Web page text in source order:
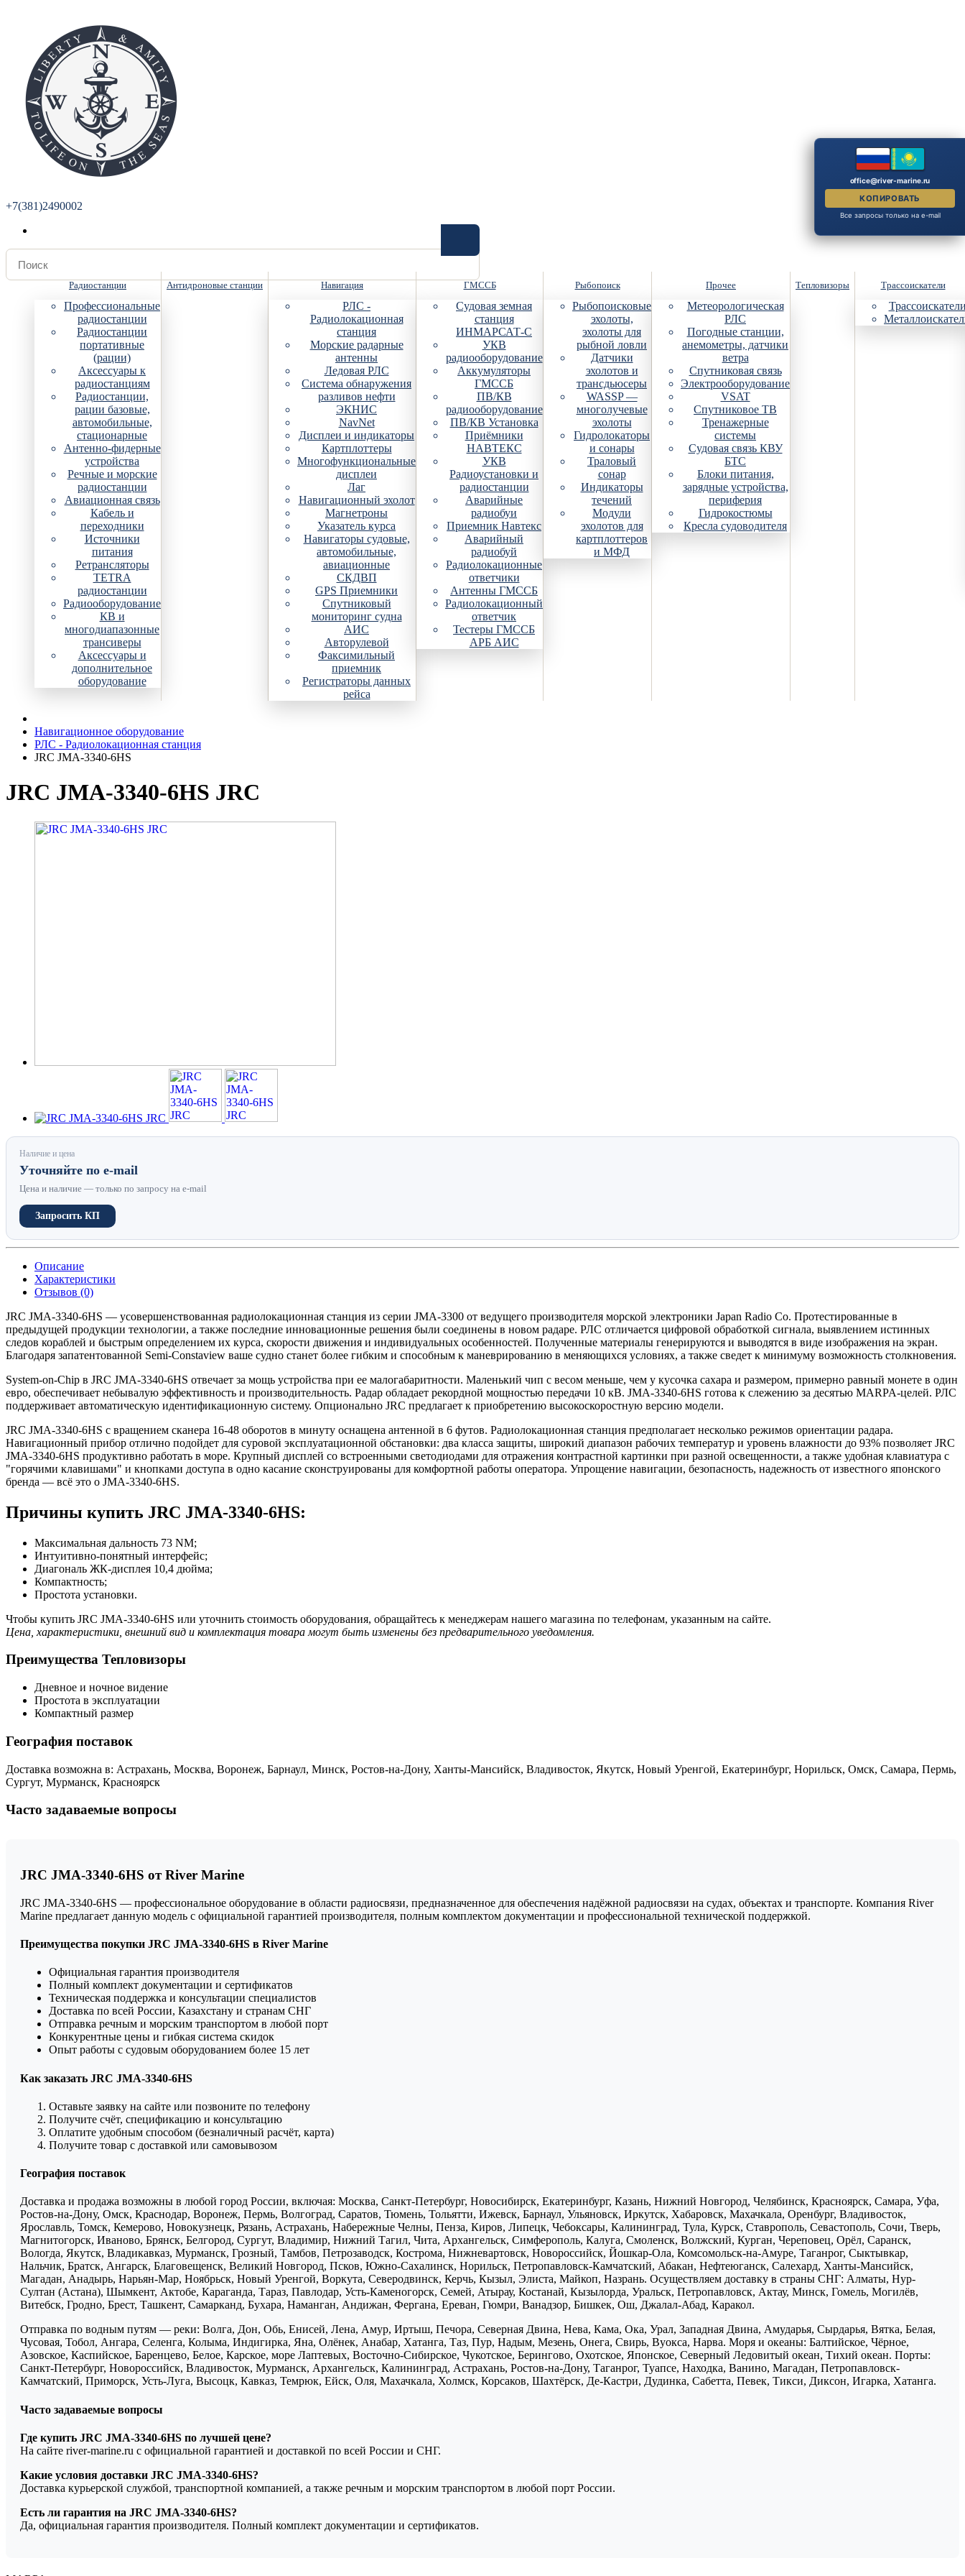
+7(381)2490002
Радиостанции
Профессиональные
радиостанции
Радиостанции
портативные
(рации)
Аксессуары к
радиостанциям
Радиостанции,
рации базовые,
автомобильные,
стационарные
Антенно-фидерные
устройства
Речные и морские
радиостанции
Авиационная связь
Кабель и
переходники
Источники
питания
Ретрансляторы
TETRA
радиостанции
Радиооборудование
КВ и
многодиапазонные
трансиверы
Аксессуары и
дополнительное
оборудование
Антидроновые станции Навигация
РЛС -
Радиолокационная
станция
Морские радарные
антенны
Ледовая РЛС
Система обнаружения
разливов нефти
ЭКНИС
NavNet
Дисплеи и индикаторы
Картплоттеры
Многофункциональные
дисплеи
Лаг
Навигационный эхолот
Магнетроны
Указатель курса
Навигаторы судовые,
автомобильные,
авиационные
СКДВП
GPS Приемники
Спутниковый
мониторинг судна
АИС
Авторулевой
Факсимильный
приемник
Регистраторы данных
рейса
ГМССБ
Судовая земная
станция
ИНМАРСАТ-С
УКВ
радиооборудование
Аккумуляторы
ГМССБ
ПВ/КВ
радиооборудование
ПВ/КВ Установка
Приёмники
НАВТЕКС
УКВ
Радиоустановки и
радиостанции
Аварийные
радиобуи
Приемник Навтекс
Аварийный
радиобуй
Радиолокационные
ответчики
Антенны ГМССБ
Радиолокационный
ответчик
Тестеры ГМССБ
АРБ АИС
Рыбопоиск
Рыбопоисковые
эхолоты,
эхолоты для
рыбной ловли
Датчики
эхолотов и
трансдьюсеры
WASSP —
многолучевые
эхолоты
Гидролокаторы
и сонары
Траловый
сонар
Индикаторы
течений
Модули
эхолотов для
картплоттеров
и МФД
Прочее
Метеорологическая
РЛС
Погодные станции,
анемометры, датчики
ветра
Спутниковая связь
Электрооборудование
VSAT
Спутниковое ТВ
Тренажерные
системы
Судовая связь КВУ
БТС
Блоки питания,
зарядные устройства,
периферия
Гидрокостюмы
Кресла судоводителя
Тепловизоры Трассоискатели
Навигационное оборудование
РЛС - Радиолокационная станция
JRC JMA-3340-6HS
JRC JMA-3340-6HS JRC
Наличие и цена
Уточняйте по e-mail
Цена и наличие — только по запросу на e-mail
Запросить КП
Описание
Характеристики
Отзывов (0)
JRC JMA-3340-6HS — усовершенствованная радиолокационная станция из серии JMA-3300 от ведущего производителя морской электроники Japan Radio Co. Протестированные в
предыдущей продукции технологии, а также последние инновационные решения были соединены в новом радаре. РЛС отличается цифровой обработкой сигнала, выявлением истинных
следов кораблей и быстрым определением их курса, скорости движения и индивидуальных особенностей. Полученные материалы генерируются и выводятся в виде изображения на экран.
Благодаря запатентованной Semi-Constaview ваше судно станет более гибким и способным к маневрированию в меняющихся условиях, а также сведет к минимуму возможность столкновения.
System-on-Chip в JRC JMA-3340-6HS отвечает за мощь устройства при ее малогабаритности. Маленький чип с весом меньше, чем у кусочка сахара и размером, примерно равный монете в один
евро, обеспечивает небывалую эффективность и производительность. Радар обладает рекордной мощностью передачи 10 кВ. JMA-3340-6HS готова к слежению за десятью MARPA-целей. РЛС
поддерживает автоматическую идентификационную систему. Опционально JRC предлагает к приобретению высокоскоростную версию модели.
JRC JMA-3340-6HS с вращением сканера 16-48 оборотов в минуту оснащена антенной в 6 футов. Радиолокационная станция предполагает несколько режимов ориентации радара.
Навигационный прибор отлично подойдет для суровой эксплуатационной обстановки: два класса защиты, широкий диапазон рабочих температур и уровень влажности до 93% позволяет JRC
JMA-3340-6HS продуктивно работать в море. Крупный дисплей со встроенными светодиодами для отражения контрастной картинки при разной освещенности, а также удобная клавиатура с
"горячими клавишами" и кнопками доступа в одно касание сконструированы для комфортной работы оператора. Упрощение навигации, безопасность, надежность от известного японского
бренда — всё это о JMA-3340-6HS.
Причины купить JRC JMA-3340-6HS:
Максимальная дальность 73 NM;
Интуитивно-понятный интерфейс;
Диагональ ЖК-дисплея 10,4 дюйма;
Компактность;
Простота установки.
Чтобы купить JRC JMA-3340-6HS или уточнить стоимость оборудования, обращайтесь к менеджерам нашего магазина по телефонам, указанным на сайте.
Цена, характеристики, внешний вид и комплектация товара могут быть изменены без предварительного уведомления.
Преимущества Тепловизоры
Дневное и ночное видение
Простота в эксплуатации
Компактный размер
География поставок
Доставка возможна в: Астрахань, Москва, Воронеж, Барнаул, Минск, Ростов-на-Дону, Ханты-Мансийск, Владивосток, Якутск, Новый Уренгой, Екатеринбург, Норильск, Омск, Самара, Пермь,
Сургут, Мурманск, Красноярск
Часто задаваемые вопросы
JRC JMA-3340-6HS от River Marine
JRC JMA-3340-6HS — профессиональное оборудование в области радиосвязи, предназначенное для обеспечения надёжной радиосвязи на судах, объектах и транспорте. Компания River
Marine предлагает данную модель с официальной гарантией производителя, полным комплектом документации и профессиональной технической поддержкой.
Преимущества покупки JRC JMA-3340-6HS в River Marine
Официальная гарантия производителя
Полный комплект документации и сертификатов
Техническая поддержка и консультации специалистов
Доставка по всей России, Казахстану и странам СНГ
Отправка речным и морским транспортом в любой порт
Конкурентные цены и гибкая система скидок
Опыт работы с судовым оборудованием более 15 лет
Как заказать JRC JMA-3340-6HS
Оставьте заявку на сайте или позвоните по телефону
Получите счёт, спецификацию и консультацию
Оплатите удобным способом (безналичный расчёт, карта)
Получите товар с доставкой или самовывозом
География поставок
Доставка и продажа возможны в любой город России, включая: Москва, Санкт-Петербург, Новосибирск, Екатеринбург, Казань, Нижний Новгород, Челябинск, Красноярск, Самара, Уфа,
Ростов-на-Дону, Омск, Краснодар, Воронеж, Пермь, Волгоград, Саратов, Тюмень, Тольятти, Ижевск, Барнаул, Ульяновск, Иркутск, Хабаровск, Махачкала, Оренбург, Владивосток,
Ярославль, Томск, Кемерово, Новокузнецк, Рязань, Астрахань, Набережные Челны, Пенза, Киров, Липецк, Чебоксары, Калининград, Тула, Курск, Ставрополь, Севастополь, Сочи, Тверь,
Магнитогорск, Иваново, Брянск, Белгород, Сургут, Владимир, Нижний Тагил, Чита, Архангельск, Симферополь, Калуга, Смоленск, Волжский, Курган, Череповец, Орёл, Саранск,
Вологда, Якутск, Владикавказ, Мурманск, Грозный, Тамбов, Петрозаводск, Кострома, Нижневартовск, Новороссийск, Йошкар-Ола, Комсомольск-на-Амуре, Таганрог, Сыктывкар,
Нальчик, Братск, Ангарск, Благовещенск, Великий Новгород, Псков, Южно-Сахалинск, Норильск, Петропавловск-Камчатский, Абакан, Нефтеюганск, Салехард, Ханты-Мансийск,
Магадан, Анадырь, Нарьян-Мар, Ноябрьск, Новый Уренгой, Воркута, Северодвинск, Керчь, Кызыл, Элиста, Майкоп, Назрань. Осуществляем доставку в страны СНГ: Алматы, Нур-
Султан (Астана), Шымкент, Актобе, Караганда, Тараз, Павлодар, Усть-Каменогорск, Семей, Атырау, Костанай, Кызылорда, Уральск, Петропавловск, Актау, Минск, Гомель, Могилёв,
Витебск, Гродно, Брест, Ташкент, Самарканд, Бухара, Наманган, Андижан, Фергана, Ереван, Гюмри, Ванадзор, Бишкек, Ош, Джалал-Абад, Каракол.
Отправка по водным путям — реки: Волга, Дон, Обь, Енисей, Лена, Амур, Иртыш, Печора, Северная Двина, Нева, Кама, Ока, Урал, Западная Двина, Амударья, Сырдарья, Вятка, Белая,
Чусовая, Тобол, Ангара, Селенга, Колыма, Индигирка, Яна, Олёнек, Анабар, Хатанга, Таз, Пур, Надым, Мезень, Онега, Свирь, Вуокса, Нарва. Моря и океаны: Балтийское, Чёрное,
Азовское, Каспийское, Баренцево, Белое, Карское, море Лаптевых, Восточно-Сибирское, Чукотское, Берингово, Охотское, Японское, Северный Ледовитый океан, Тихий океан. Порты:
Санкт-Петербург, Новороссийск, Владивосток, Мурманск, Архангельск, Калининград, Астрахань, Ростов-на-Дону, Таганрог, Туапсе, Находка, Ванино, Магадан, Петропавловск-
Камчатский, Приморск, Усть-Луга, Высоцк, Кавказ, Темрюк, Ейск, Оля, Махачкала, Холмск, Корсаков, Шахтёрск, Де-Кастри, Дудинка, Сабетта, Певек, Тикси, Диксон, Игарка, Хатанга.
Часто задаваемые вопросы
Где купить JRC JMA-3340-6HS по лучшей цене?
На сайте river-marine.ru с официальной гарантией и доставкой по всей России и СНГ.
Какие условия доставки JRC JMA-3340-6HS?
Доставка курьерской службой, транспортной компанией, а также речным и морским транспортом в любой порт России.
Есть ли гарантия на JRC JMA-3340-6HS?
Да, официальная гарантия производителя. Полный комплект документации и сертификатов.
office@river-marine.ru
КОПИРОВАТЬ
Все запросы только на e-mail